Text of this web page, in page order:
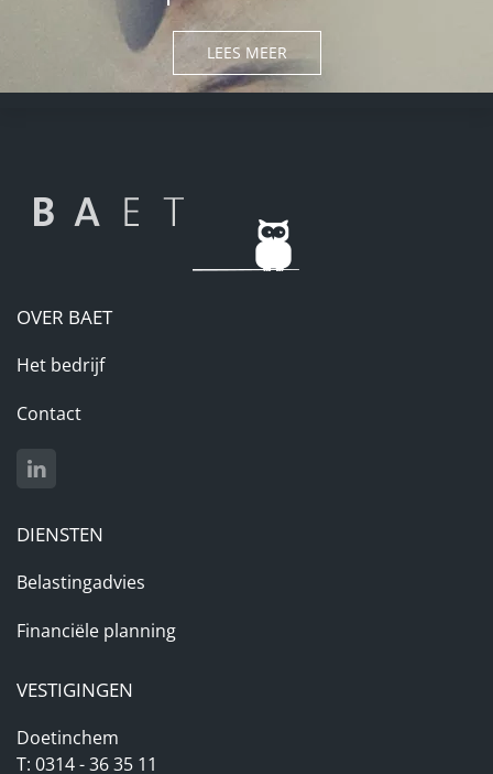
LEES MEER
OVER BAET
Het bedrijf
Contact
DIENSTEN
Belastingadvies
Financiële planning
VESTIGINGEN
Doetinchem
T: 0314 - 36 35 11